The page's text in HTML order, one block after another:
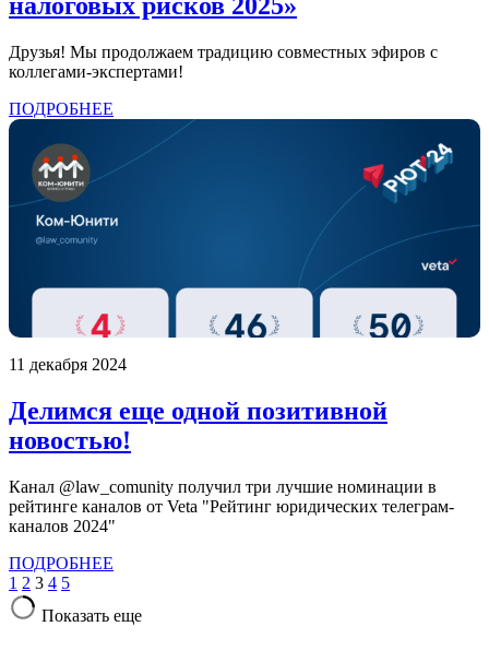
налоговых рисков 2025»
Друзья! Мы продолжаем традицию совместных эфиров с
коллегами-экспертами!
ПОДРОБНЕЕ
11 декабря 2024
Делимся еще одной позитивной
новостью!
Канал @law_comunity получил три лучшие номинации в
рейтинге каналов от Veta "Рейтинг юридических телеграм-
каналов 2024"
ПОДРОБНЕЕ
1 2 3 4 5
Показать еще